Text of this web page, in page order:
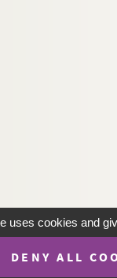
uses cookies and
DENY ALL